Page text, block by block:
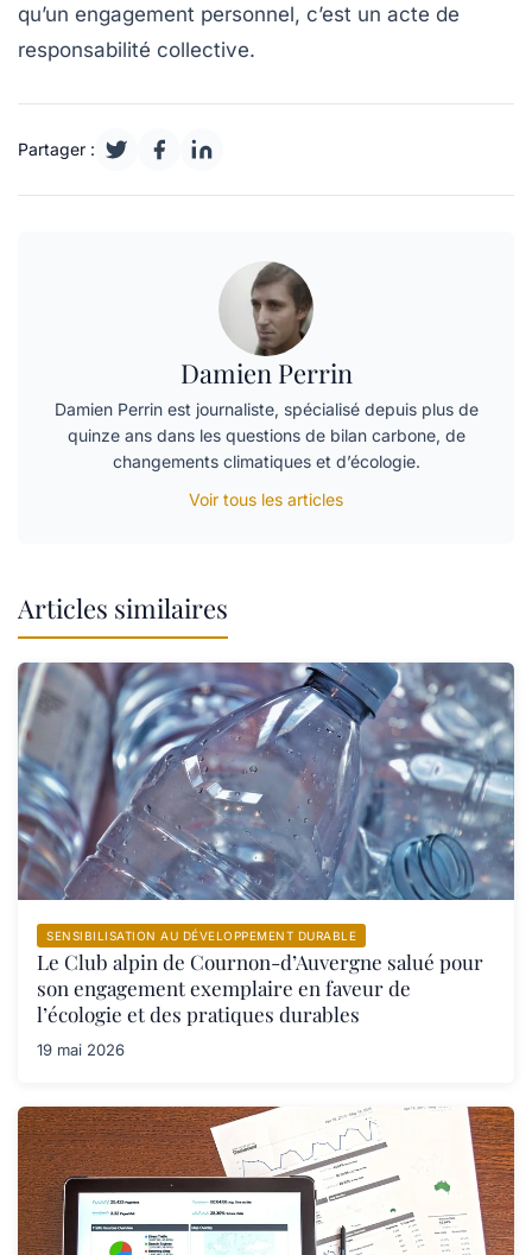
qu’un engagement personnel, c’est un acte de
responsabilité collective.
Partager :
Damien Perrin
Damien Perrin est journaliste, spécialisé depuis plus de
quinze ans dans les questions de bilan carbone, de
changements climatiques et d’écologie.
Voir tous les articles
Articles similaires
SENSIBILISATION AU DÉVELOPPEMENT DURABLE
Le Club alpin de Cournon-d’Auvergne salué pour
son engagement exemplaire en faveur de
l’écologie et des pratiques durables
19 mai 2026